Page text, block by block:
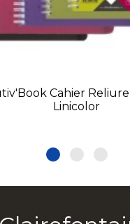
Cahier
Linicolor